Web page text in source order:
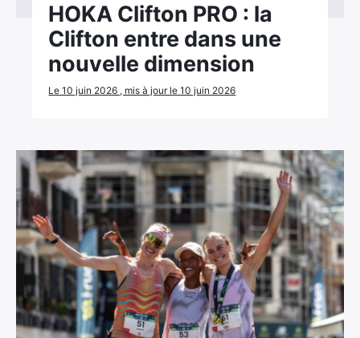
HOKA Clifton PRO : la
Clifton entre dans une
nouvelle dimension
Le 10 juin 2026 , mis à jour le 10 juin 2026